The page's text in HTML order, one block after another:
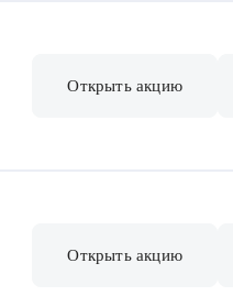
Открыть акцию
Открыть акцию